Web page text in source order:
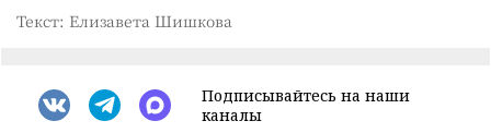
Текст: Елизавета Шишкова
Подписывайтесь на наши
каналы